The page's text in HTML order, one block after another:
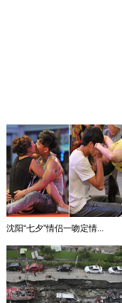
沈阳“七夕”情侣一吻定情...